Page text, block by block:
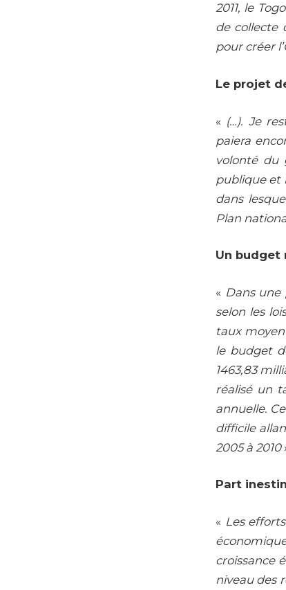
2011, le
de collecte
pour créer
Le projet
« (…). Je
paiera
volonté du
publique et
dans
Plan
Un budget
« Dans une
selon les
taux moyen
le budget
1463,83
réalisé un
annuelle.
difficile
2005 à 2010
Part
« Les
croissance
niveau des